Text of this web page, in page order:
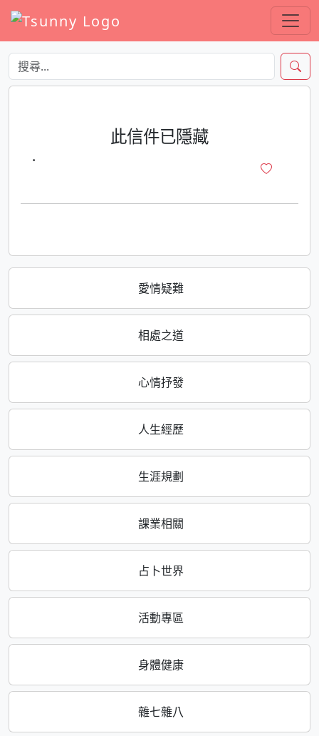
愛情疑難
相處之道
心情抒發
人生經歷
生涯規劃
課業相關
占卜世界
活動專區
身體健康
雜七雜八
此信件已隱藏
·